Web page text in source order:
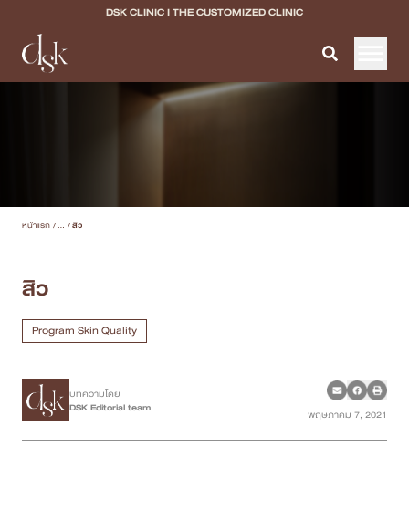
DSK CLINIC I THE CUSTOMIZED CLINIC
Program Skin Quality
แพทย์ของเรา
หน้าแรก /... /สิว
สิว
Program Skin Quality
บทความโดย
DSK Editorial team
พฤษภาคม 7, 2021